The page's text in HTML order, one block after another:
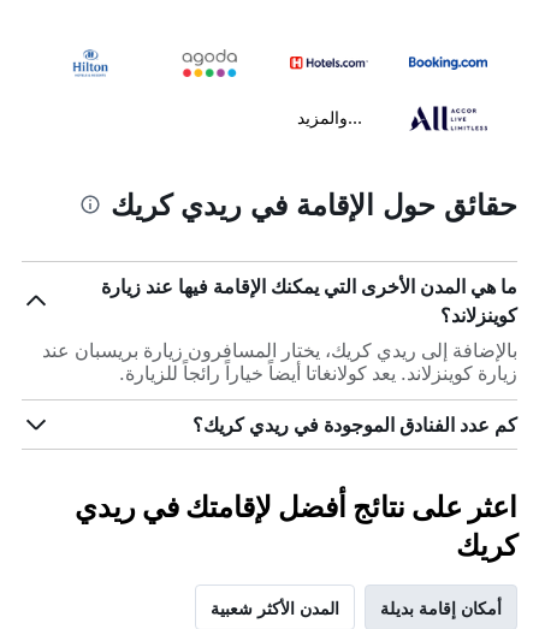
...والمزيد
حقائق حول الإقامة في ريدي كريك
ما هي المدن الأخرى التي يمكنك الإقامة فيها عند زيارة
كوينزلاند؟
بالإضافة إلى ريدي كريك، يختار المسافرون زيارة بريسبان عند
زيارة كوينزلاند. يعد كولانغاتا أيضاً خياراً رائجاً للزيارة.
كم عدد الفنادق الموجودة في ريدي كريك؟
اعثر على نتائج أفضل لإقامتك في ريدي
كريك
أمكان إقامة بديلة المدن الأكثر شعبية